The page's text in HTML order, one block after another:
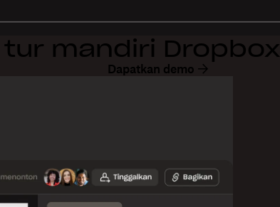
mandiri
Dapatkan demo